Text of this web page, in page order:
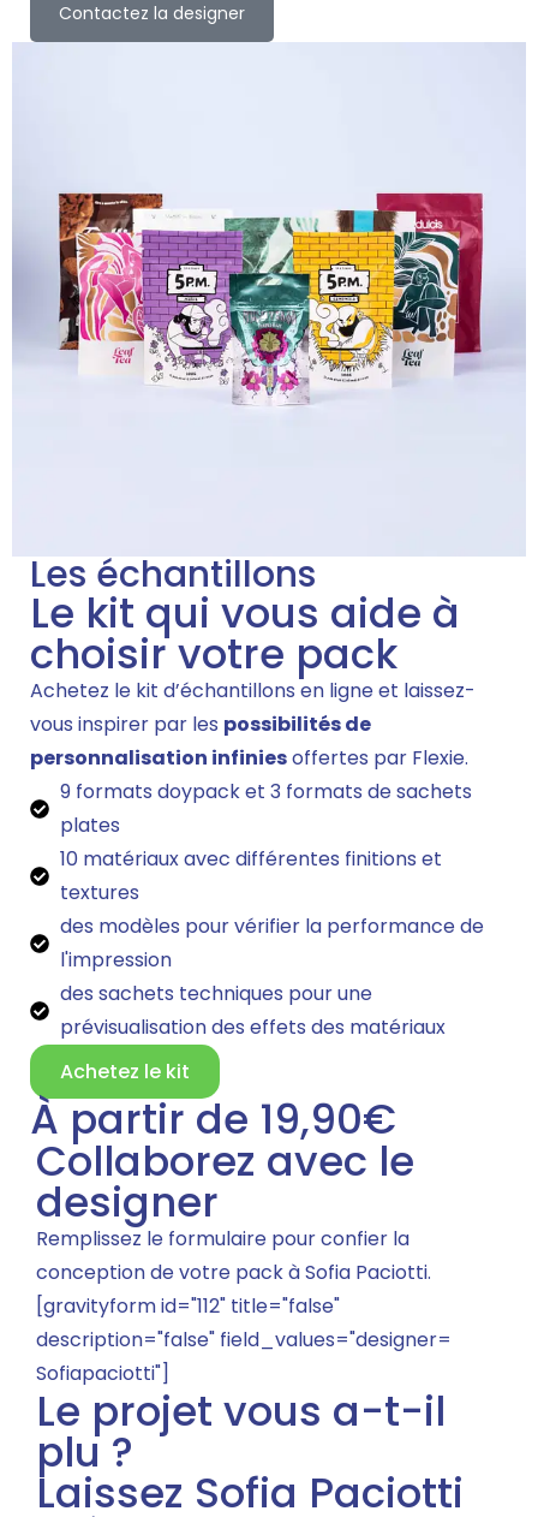
Contactez la designer
Les échantillons
Le kit qui vous aide à
choisir votre pack
Achetez le kit d’échantillons en ligne et laissez-
vous inspirer par les possibilités de
personnalisation infiniesoffertes par Flexie.
9 formats doypack et 3 formats de sachets
plates
10 matériaux avec différentes finitions et
textures
des modèles pour vérifier la performance de
l'impression
des sachets techniques pour une
prévisualisation des effets des matériaux
Achetez le kit
À partir de 19,90€
Le projet vous a-t-il
plu ?
Laissez Sofia Paciotti
Collaborez avec le
designer
Remplissez le formulaire pour confier la
conception de votre pack à Sofia Paciotti.
[gravityform id="112" title="false"
description="false" field_values="designer=
Sofiapaciotti"]